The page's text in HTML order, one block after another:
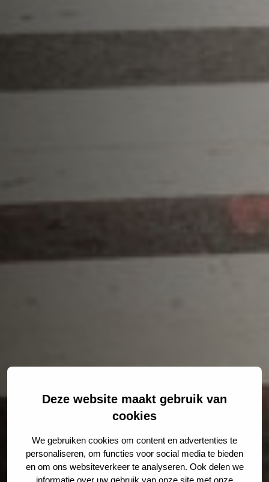
Deze website maakt gebruik van
cookies
We gebruiken cookies om content en advertenties te
personaliseren, om functies voor social media te bieden
en om ons websiteverkeer te analyseren. Ook delen we
informatie over uw gebruik van onze site met onze